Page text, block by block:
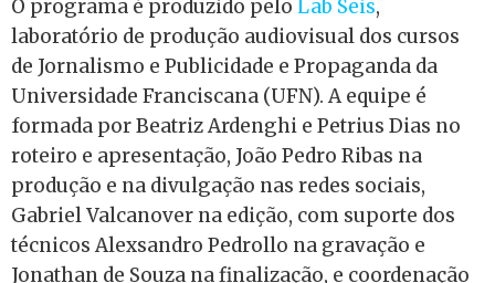
O programa é produzido pelo Lab Seis,
laboratório de produção audiovisual dos cursos
de Jornalismo e Publicidade e Propaganda da
Universidade Franciscana (UFN). A equipe é
formada por Beatriz Ardenghi e Petrius Dias no
roteiro e apresentação, João Pedro Ribas na
produção e na divulgação nas redes sociais,
Gabriel Valcanover na edição, com suporte dos
técnicos Alexsandro Pedrollo na gravação e
Jonathan de Souza na finalização, e coordenação